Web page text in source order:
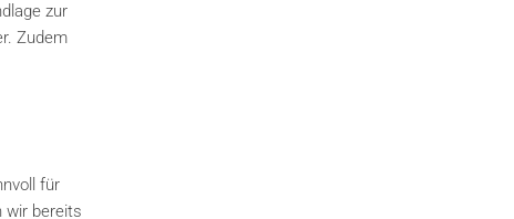
zur
Zudem
für
wir bereits